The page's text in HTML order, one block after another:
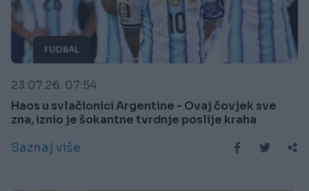
FUDBAL
23.07.26. 07:54
Haos u svlačionici Argentine - Ovaj čovjek sve
zna, iznio je šokantne tvrdnje poslije kraha
Saznaj više